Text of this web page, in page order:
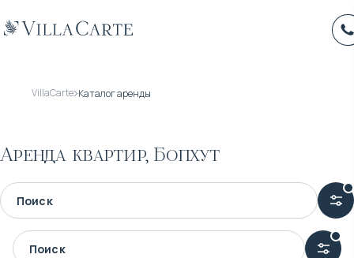
VillaCarte Каталог аренды
Аренда квартир, Бопхут